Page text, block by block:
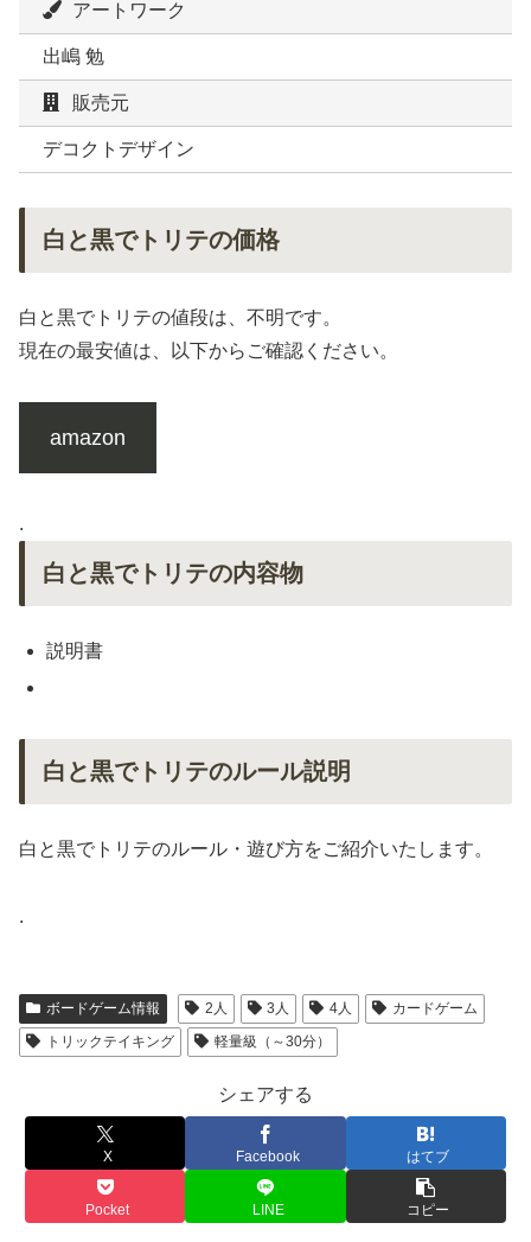
アートワーク
出嶋 勉
販売元
デコクトデザイン
白と黒でトリテの価格
白と黒でトリテの値段は、不明です。
現在の最安値は、以下からご確認ください。
amazon
.
白と黒でトリテの内容物
説明書
白と黒でトリテのルール説明
白と黒でトリテのルール・遊び方をご紹介いたします。
.
ボードゲーム情報 2人 3人 4人
カードゲーム
トリックテイキング
軽量級（～30分）
シェアする
X Facebook はてブ
Pocket LINE コピー